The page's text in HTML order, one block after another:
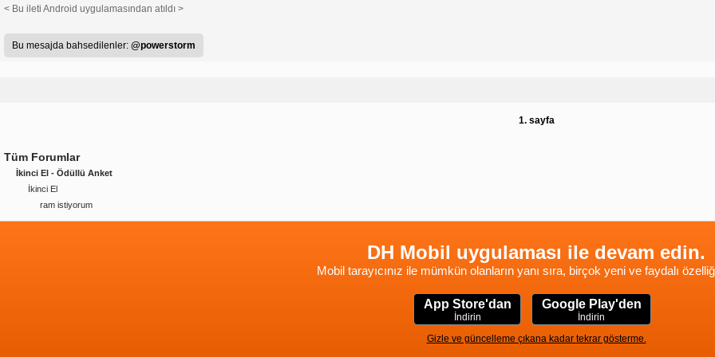
< Bu ileti Android uygulamasından atıldı >
Bu mesajda bahsedilenler: @powerstorm
1. sayfa
Tüm Forumlar
İkinci El - Ödüllü Anket
İkinci El
ram istiyorum
DH Mobil uygulaması ile devam edin.
Mobil tarayıcınız ile mümkün olanların yanı sıra, birçok yeni ve faydalı
App Store'dan
İndirin
Google Play'den
İndirin
Gizle ve güncelleme çıkana kadar tekrar gösterme.